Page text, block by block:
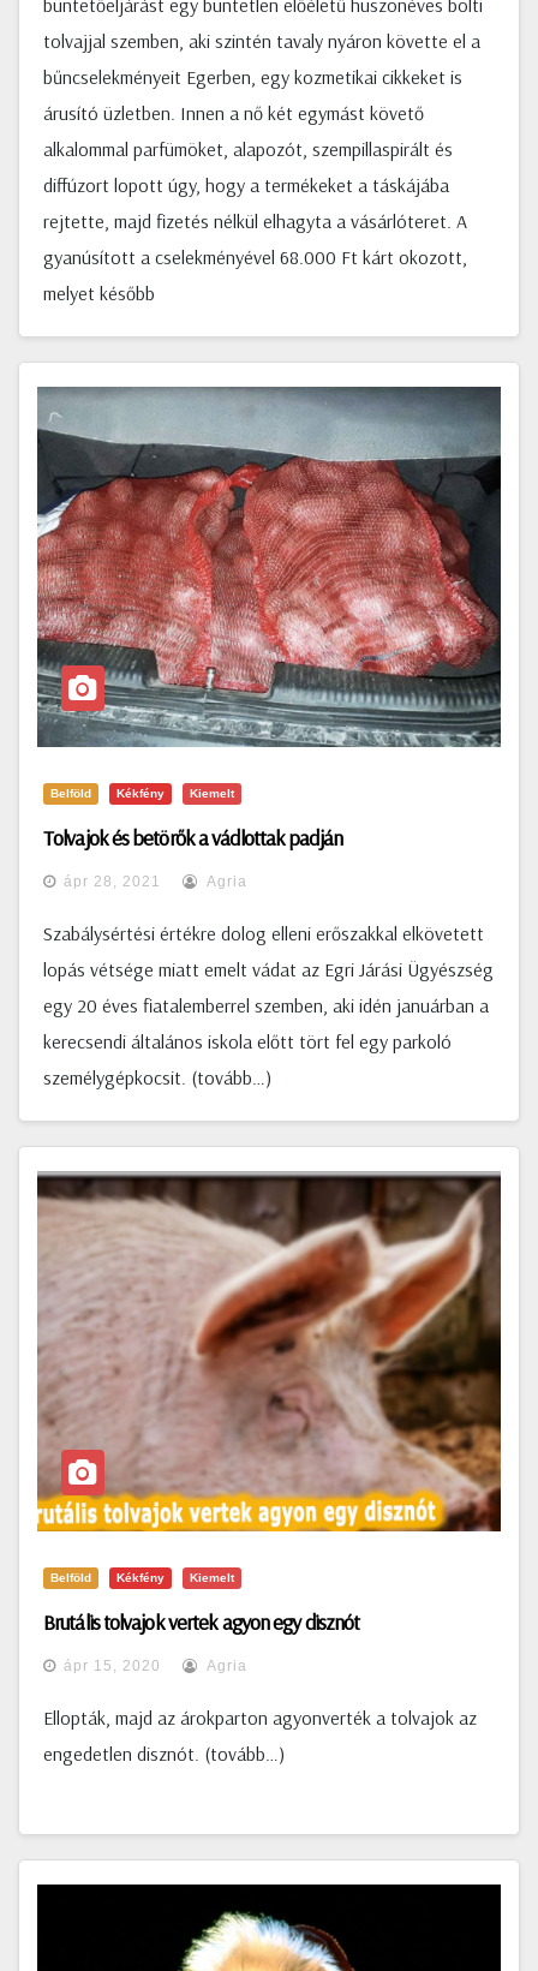
büntetőeljárást egy büntetlen előéletű huszonéves bolti
tolvajjal szemben, aki szintén tavaly nyáron követte el a
bűncselekményeit Egerben, egy kozmetikai cikkeket is
árusító üzletben. Innen a nő két egymást követő
alkalommal parfümöket, alapozót, szempillaspirált és
diffúzort lopott úgy, hogy a termékeket a táskájába
rejtette, majd fizetés nélkül elhagyta a vásárlóteret. A
gyanúsított a cselekményével 68.000 Ft kárt okozott,
melyet később
Belföld Kékfény Kiemelt
Tolvajok és betörők a vádlottak padján
ápr 28, 2021 Agria
Szabálysértési értékre dolog elleni erőszakkal elkövetett
lopás vétsége miatt emelt vádat az Egri Járási Ügyészség
egy 20 éves fiatalemberrel szemben, aki idén januárban a
kerecsendi általános iskola előtt tört fel egy parkoló
személygépkocsit. (tovább…)
Belföld Kékfény Kiemelt
Brutális tolvajok vertek agyon egy disznót
ápr 15, 2020 Agria
Ellopták, majd az árokparton agyonverték a tolvajok az
engedetlen disznót. (tovább…)